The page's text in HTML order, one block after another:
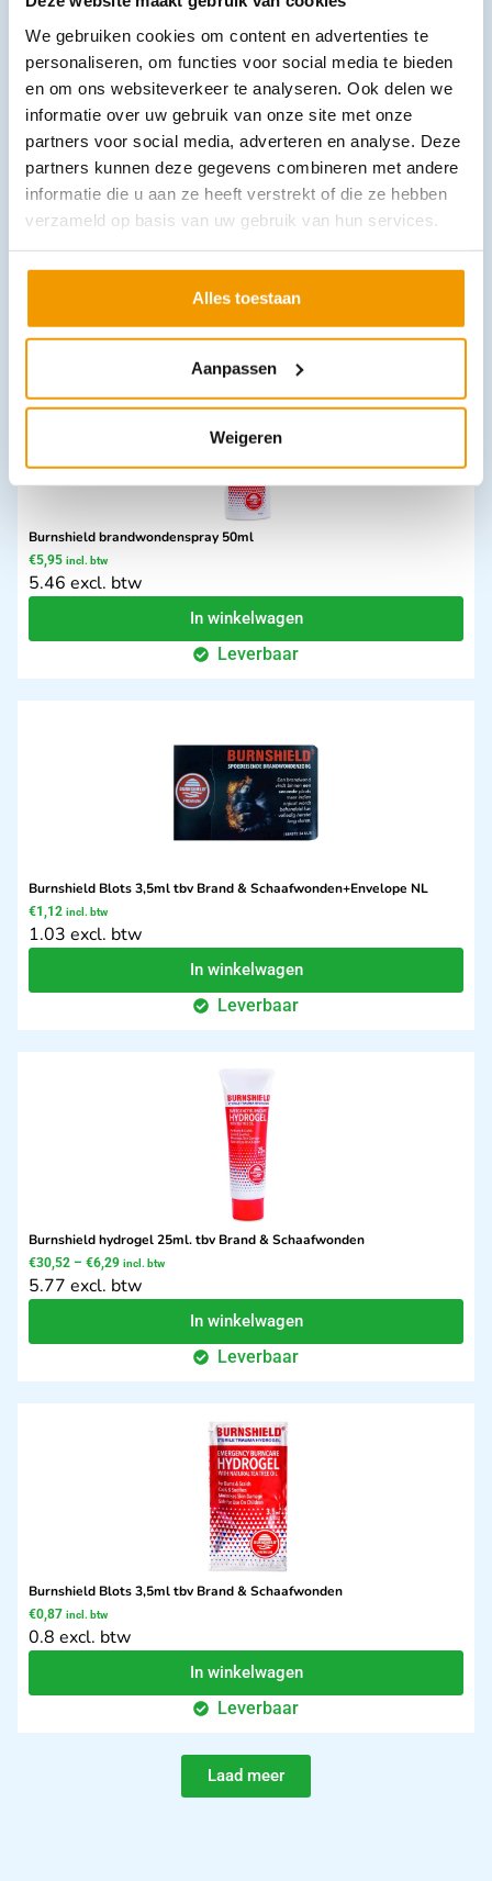
We gebruiken cookies om content en advertenties te
personaliseren, om functies voor social media te bieden
en om ons websiteverkeer te analyseren. Ook delen we
informatie over uw gebruik van onze site met onze
partners voor social media, adverteren en analyse. Deze
partners kunnen deze gegevens combineren met andere
informatie die u aan ze heeft verstrekt of die ze hebben
verzameld op basis van uw gebruik van hun services.
Alles toestaan
Aanpassen
Weigeren
Downloads
Andere producten in deze
Burnshield brandwondenspray 50ml
€5,95 incl. btw
5.46 excl. btw
In winkelwagen
Leverbaar
Burnshield Blots 3,5ml tbv Brand & Schaafwonden+Envelope NL
€1,12 incl. btw
1.03 excl. btw
In winkelwagen
Leverbaar
Burnshield hydrogel 25ml. tbv Brand & Schaafwonden
€30,52 – €6,29 incl. btw
5.77 excl. btw
In winkelwagen
Leverbaar
Burnshield Blots 3,5ml tbv Brand & Schaafwonden
€0,87 incl. btw
0.8 excl. btw
In winkelwagen
Leverbaar
Laad meer